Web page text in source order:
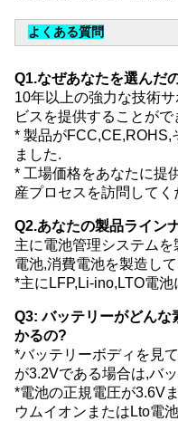
よくある質問
Q1.なぜあなたを選んだ
10年以上の強力な技術
ビスを提供することがで
* 製品がFCC,CE,ROHS,
ました.
* 工場価格をあなたに提
産プロセスを訪問してく
Q2.あなたの製品ライン
主に電池管理システム
電池,消費電池を製造し
*主にLFP,Li-ino,LTO電池
Q3: バッテリーがどんな
かるの?
*バッテリーボディを見
が3.2Vである場合は,バ
*電池の正規電圧が3.6V
ウムイオンまたはLto電